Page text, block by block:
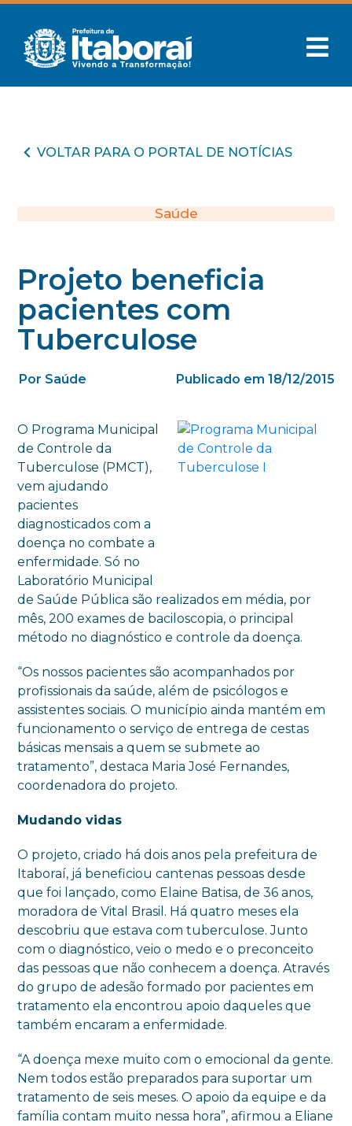
VOLTAR PARA O PORTAL DE NOTÍCIAS
Saúde
Projeto beneficia
pacientes com
Tuberculose
Por Saúde Publicado em 18/12/2015
O Programa Municipal
de Controle da
Tuberculose (PMCT),
vem ajudando
pacientes
diagnosticados com a
doença no combate a
enfermidade. Só no
Laboratório Municipal
de Saúde Pública são realizados em média, por
mês, 200 exames de baciloscopia, o principal
método no diagnóstico e controle da doença.
“Os nossos pacientes são acompanhados por
profissionais da saúde, além de psicólogos e
assistentes sociais. O município ainda mantém em
funcionamento o serviço de entrega de cestas
básicas mensais a quem se submete ao
tratamento”, destaca Maria José Fernandes,
coordenadora do projeto.
Mudando vidas
O projeto, criado há dois anos pela prefeitura de
Itaboraí, já beneficiou cantenas pessoas desde
que foi lançado, como Elaine Batisa, de 36 anos,
moradora de Vital Brasil. Há quatro meses ela
descobriu que estava com tuberculose. Junto
com o diagnóstico, veio o medo e o preconceito
das pessoas que não conhecem a doença. Através
do grupo de adesão formado por pacientes em
tratamento ela encontrou apoio daqueles que
também encaram a enfermidade.
“A doença mexe muito com o emocional da gente.
Nem todos estão preparados para suportar um
tratamento de seis meses. O apoio da equipe e da
família contam muito nessa hora”, afirmou a Eliane